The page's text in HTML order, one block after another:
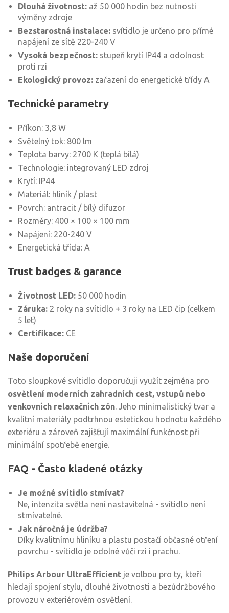
Dlouhá životnost: až 50 000 hodin bez nutnosti
výměny zdroje
Bezstarostná instalace: svítidlo je určeno pro přímé
napájení ze sítě 220-240 V
Vysoká bezpečnost: stupeň krytí IP44 a odolnost
proti rzi
Ekologický provoz: zařazení do energetické třídy A
Technické parametry
Příkon: 3,8 W
Světelný tok: 800 lm
Teplota barvy: 2700 K (teplá bílá)
Technologie: integrovaný LED zdroj
Krytí: IP44
Materiál: hliník / plast
Povrch: antracit / bílý difuzor
Rozměry: 400 × 100 × 100 mm
Napájení: 220-240 V
Energetická třída: A
Trust badges & garance
Životnost LED: 50 000 hodin
Záruka: 2 roky na svítidlo + 3 roky na LED čip (celkem
5 let)
Certifikace: CE
Naše doporučení
Toto sloupkové svítidlo doporučuji využít zejména pro
osvětlení moderních zahradních cest, vstupů nebo
venkovních relaxačních zón. Jeho minimalistický tvar a
kvalitní materiály podtrhnou estetickou hodnotu každého
exteriéru a zároveň zajišťují maximální funkčnost při
minimální spotřebě energie.
FAQ - Často kladené otázky
Je možné svítidlo stmívat?
Ne, intenzita světla není nastavitelná - svítidlo není
stmívatelné.
Jak náročná je údržba?
Díky kvalitnímu hliníku a plastu postačí občasné otření
povrchu - svítidlo je odolné vůči rzi i prachu.
Philips Arbour UltraEfficient je volbou pro ty, kteří
hledají spojení stylu, dlouhé životnosti a bezúdržbového
provozu v exteriérovém osvětlení.